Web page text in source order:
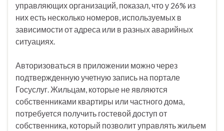
управляющих организаций, показал, что у 26% из
них есть несколько номеров, используемых в
зависимости от адреса или в разных аварийных
ситуациях.
Авторизоваться в приложении можно через
подтвержденную учетную запись на портале
Госуслуг. Жильцам, которые не являются
собственниками квартиры или частного дома,
потребуется получить гостевой доступ от
собственника, который позволит управлять жильем